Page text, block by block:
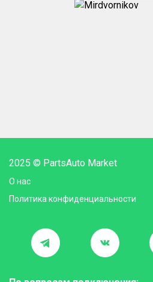
2025 © PartsAuto Market
О нас
Политика конфиденциальности